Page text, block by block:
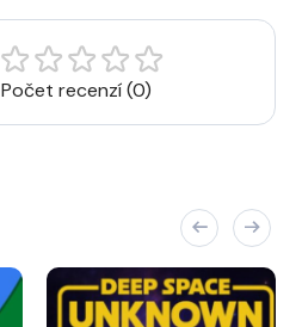
Počet recenzí (0)